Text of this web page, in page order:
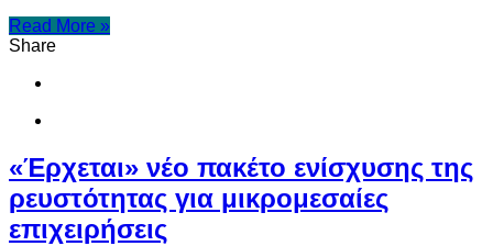
Read More »
Share
«Έρχεται» νέο πακέτο ενίσχυσης της
ρευστότητας για μικρομεσαίες
επιχειρήσεις